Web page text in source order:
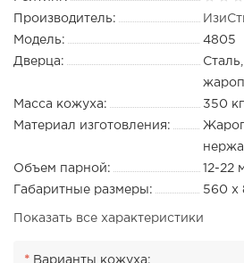
Производитель:
Модель:
4805
Дверца:
Масса кожуха:
350 кг
Материал изготовления:
Объем парной:
12-22
Габаритные размеры:
560 х
Показать все характеристики
Варианты кожуха: